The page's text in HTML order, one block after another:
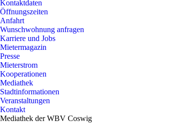
Kontaktdaten
Öffnungszeiten
Anfahrt
Wunschwohnung anfragen
Karriere und Jobs
Mietermagazin
Presse
Mieterstrom
Kooperationen
Mediathek
Stadtinformationen
Veranstaltungen
Kontakt
Mediathek der WBV Coswig